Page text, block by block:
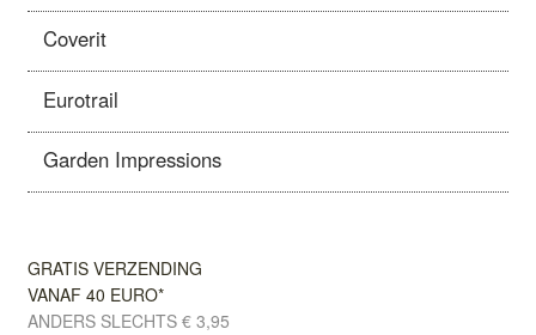
Coverit
Eurotrail
Garden Impressions
GRATIS VERZENDING
VANAF 40 EURO*
ANDERS SLECHTS € 3,95